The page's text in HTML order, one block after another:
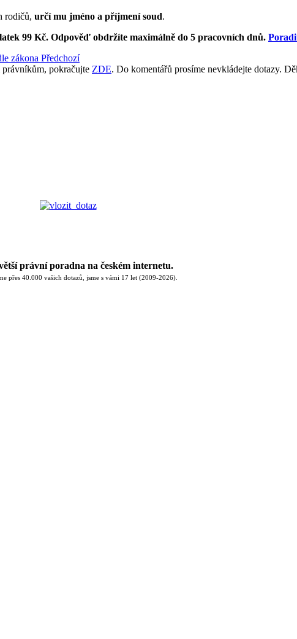
rodičů, určí mu jméno a příjmení soud.
99 Kč. Odpověď obdržíte maximálně do 5 pracovních dnů.
zákona Předchozí
právníkům, pokračujte ZDE. Do komentářů prosíme nevkládejte dotazy.
právní poradna na českém internetu.
přes 40.000 vašich dotazů, jsme s vámi 17 let (2009-2026).